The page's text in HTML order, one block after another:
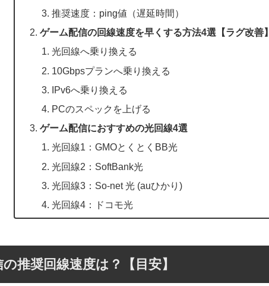
推奨速度：ping値（遅延時間）
ゲーム配信の回線速度を早くする方法4選【ラグ改善】
光回線へ乗り換える
10Gbpsプランへ乗り換える
IPv6へ乗り換える
PCのスペックを上げる
ゲーム配信におすすめの光回線4選
光回線1：GMOとくとくBB光
光回線2：SoftBank光
光回線3：So-net 光 (auひかり)
光回線4：ドコモ光
推奨回線速度は？【目安】